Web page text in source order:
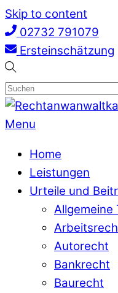
Skip to content
02732 791079
Ersteinschätzung
Menu
Home
Leistungen
Urteile und
Allgemeine
Autorecht
Bankrecht
Baurecht